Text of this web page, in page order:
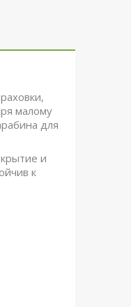
малому
для
и
к